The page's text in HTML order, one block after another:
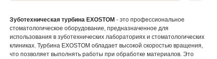
Зуботехническая турбина EXOSTOM - это профессиональное
стоматологическое оборудование, предназначенное для
использования в зуботехнических лабораториях и стоматологических
клиниках. Турбина EXOSTOM обладает высокой скоростью вращения,
что позволяет выполнять работы при обработке материалов. Это